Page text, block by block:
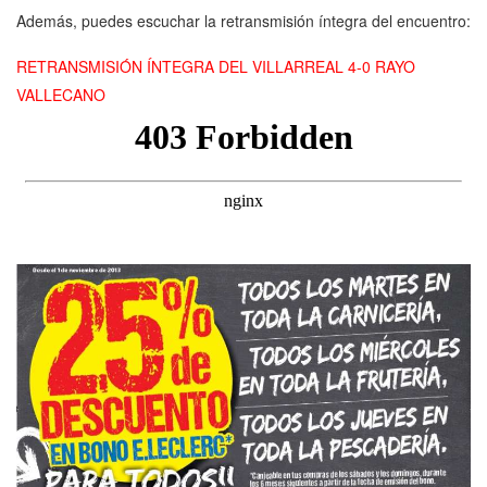
Además, puedes escuchar la retransmisión íntegra del encuentro:
RETRANSMISIÓN ÍNTEGRA DEL VILLARREAL 4-0 RAYO
VALLECANO